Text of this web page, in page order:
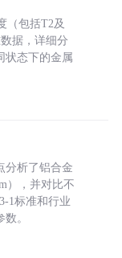
（包括T2及
据，详细分
状态下的金属
分析了铝合金
），并对比不
1标准和行业
。